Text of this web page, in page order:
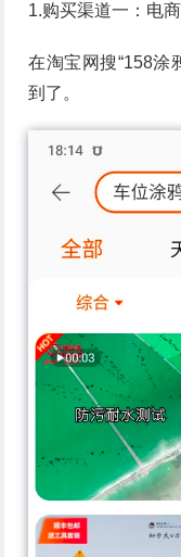
1.购买渠道一：电
在淘宝网搜“158涂
到了。